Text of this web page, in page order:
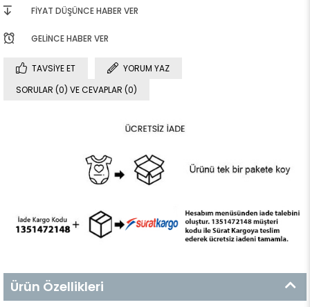
FIYAT DÜŞÜNCE HABER VER
GELINCE HABER VER
TAVSIYE ET
YORUM YAZ
SORULAR (0) VE CEVAPLAR (0)
Ürün Özellikleri